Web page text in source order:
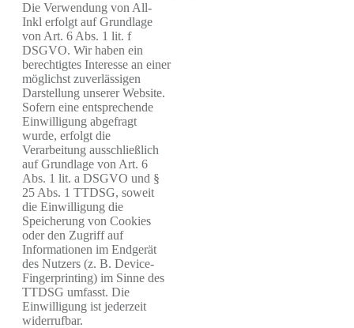
Die Verwendung von All-
Inkl erfolgt auf Grundlage
von Art. 6 Abs. 1 lit. f
DSGVO. Wir haben ein
berechtigtes Interesse an einer
möglichst zuverlässigen
Darstellung unserer Website.
Sofern eine entsprechende
Einwilligung abgefragt
wurde, erfolgt die
Verarbeitung ausschließlich
auf Grundlage von Art. 6
Abs. 1 lit. a DSGVO und §
25 Abs. 1 TTDSG, soweit
die Einwilligung die
Speicherung von Cookies
oder den Zugriff auf
Informationen im Endgerät
des Nutzers (z. B. Device-
Fingerprinting) im Sinne des
TTDSG umfasst. Die
Einwilligung ist jederzeit
widerrufbar.